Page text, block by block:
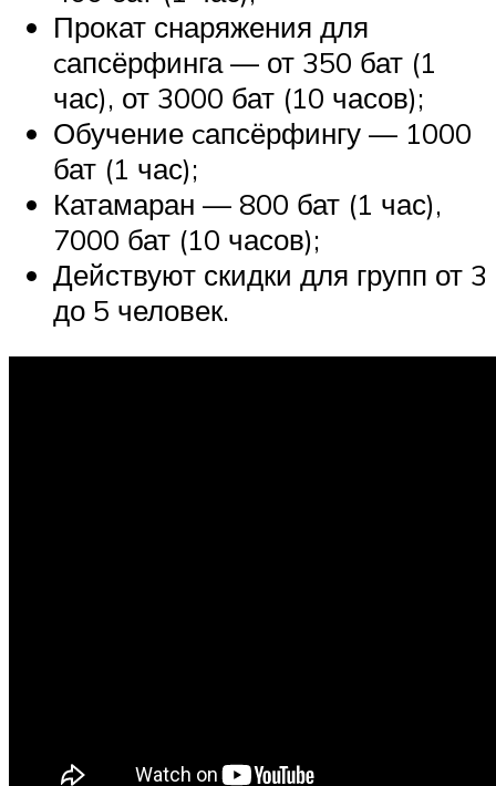
Прокат снаряжения для
cапсёрфинга — от 350 бат (1
час), от 3000 бат (10 часов);
Обучение cапсёрфингу — 1000
бат (1 час);
Катамаран — 800 бат (1 час),
7000 бат (10 часов);
Действуют скидки для групп от 3
до 5 человек.